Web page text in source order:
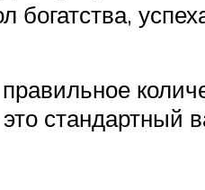
богатства,
стандартный